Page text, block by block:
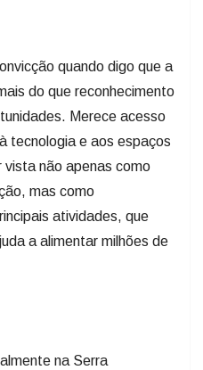
quando digo que a
do que reconhecimento
Merece acesso
tecnologia e aos espaços
não apenas como
mas como
atividades, que
a alimentar milhões de
na Serra